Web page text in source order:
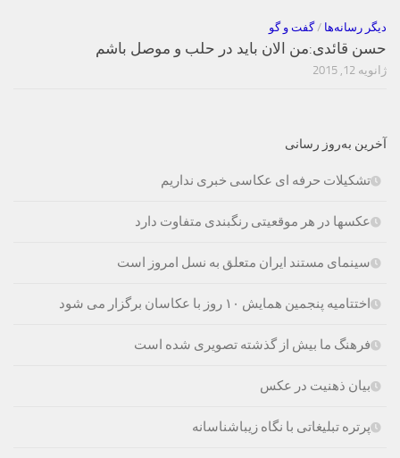
دیگر رسانه‌ها /گفت و گو
حسن قائدی:من الان باید در حلب و موصل باشم
ژانویه 12, 2015
آخرین به‌روز رسانی
تشکیلات حرفه ای عکاسی خبری نداریم
عکسها در هر موقعیتی رنگبندی متفاوت دارد
سینمای مستند ایران متعلق به نسل امروز است
اختتامیه پنجمین همایش ۱۰ روز با عکاسان برگزار می شود
فرهنگ ما بیش از گذشته تصویری شده است
بیان ذهنیت در عکس
پرتره تبلیغاتی با نگاه زیباشناسانه